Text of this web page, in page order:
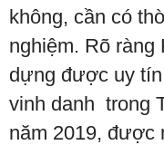
không, cần có
nghiệm. Rõ ràng
dựng được uy
vinh danh trong
năm 2019, được